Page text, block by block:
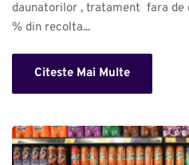
daunatorilor , tratament  fara
% din recolta...
Citeste Mai Multe